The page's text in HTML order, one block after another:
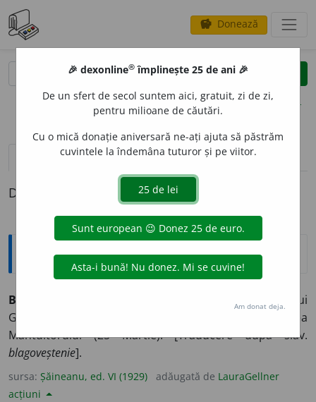
savings Donează
clear
opțiuni
definiții (1)
Definiția cu ID-ul 788669:
Explicative DEX
Buna-vestire
f. sărbătoare în amintirea sosirii îngerului
Gavril, ca să vestească sfintei Fecioare nașterea
Mântuitorului (25 Martie). [Traducere după slav.
blagoveștenie].
sursa: Șăineanu, ed. VI (1929) adăugată de LauraGellner
acțiuni
🎉 dexonline® împlinește 25 de ani 🎉
De un sfert de secol suntem aici, gratuit, zi de zi,
pentru milioane de căutări.
Cu o mică donație aniversară ne-ați ajuta să păstrăm
cuvintele la îndemâna tuturor și pe viitor.
Am donat deja.